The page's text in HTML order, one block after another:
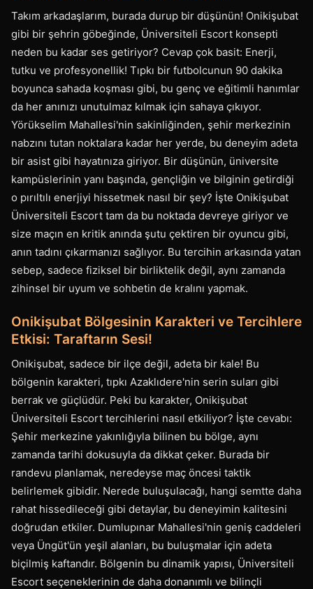
Takım arkadaşlarım, burada durup bir düşünün! Onikişubat
gibi bir şehrin göbeğinde, Üniversiteli Escort konsepti
neden bu kadar ses getiriyor? Cevap çok basit: Enerji,
tutku ve profesyonellik! Tıpkı bir futbolcunun 90 dakika
boyunca sahada koşması gibi, bu genç ve eğitimli hanımlar
da her anınızı unutulmaz kılmak için sahaya çıkıyor.
Yörükselim Mahallesi'nin sakinliğinden, şehir merkezinin
nabzını tutan noktalara kadar her yerde, bu deneyim adeta
bir asist gibi hayatınıza giriyor. Bir düşünün, üniversite
kampüslerinin yanı başında, gençliğin ve bilginin getirdiği
o pırıltılı enerjiyi hissetmek nasıl bir şey? İşte Onikişubat
Üniversiteli Escort tam da bu noktada devreye giriyor ve
size maçın en kritik anında şutu çektiren bir oyuncu gibi,
anın tadını çıkarmanızı sağlıyor. Bu tercihin arkasında yatan
sebep, sadece fiziksel bir birliktelik değil, aynı zamanda
zihinsel bir uyum ve sohbetin de kralını yapmak.
Onikişubat Bölgesinin Karakteri ve Tercihlere
Etkisi: Taraftarın Sesi!
Onikişubat, sadece bir ilçe değil, adeta bir kale! Bu
bölgenin karakteri, tıpkı Azaklıdere'nin serin suları gibi
berrak ve güçlüdür. Peki bu karakter, Onikişubat
Üniversiteli Escort tercihlerini nasıl etkiliyor? İşte cevabı:
Şehir merkezine yakınlığıyla bilinen bu bölge, aynı
zamanda tarihi dokusuyla da dikkat çeker. Burada bir
randevu planlamak, neredeyse maç öncesi taktik
belirlemek gibidir. Nerede buluşulacağı, hangi semtte daha
rahat hissedileceği gibi detaylar, bu deneyimin kalitesini
doğrudan etkiler. Dumlupınar Mahallesi'nin geniş caddeleri
veya Üngüt'ün yeşil alanları, bu buluşmalar için adeta
biçilmiş kaftandır. Bölgenin bu dinamik yapısı, Üniversiteli
Escort seçeneklerinin de daha donanımlı ve bilinçli